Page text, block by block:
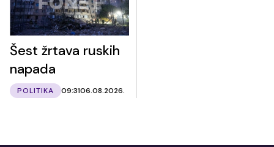
Šest žrtava ruskih
napada
POLITIKA 09:3106.08.2026.